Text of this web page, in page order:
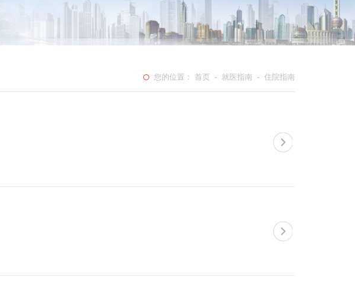
您的位置： 首页 - 就医指南 - 住院指南